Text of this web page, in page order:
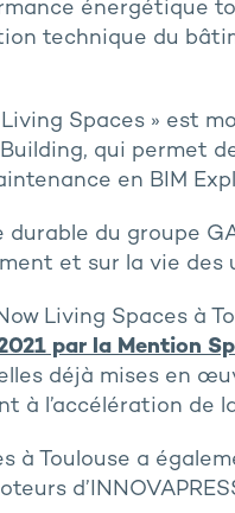
énergétique
technique du
Spaces » est
qui permet
en BIM
du groupe
et sur la vie des
Living Spaces à
par la Mention
déjà mises en
à l’accélération de
à Toulouse a